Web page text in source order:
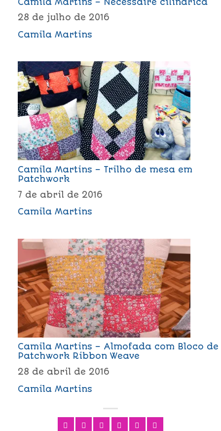
28 de julho de 2016
Camila Martins
Camila Martins – Trilho de mesa em
Patchwork
7 de abril de 2016
Camila Martins
Camila Martins – Almofada com Bloco de
Patchwork Ribbon Weave
28 de abril de 2016
Camila Martins